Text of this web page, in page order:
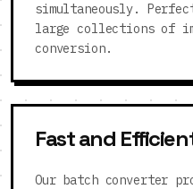
simultaneously.
large collections of
conversion.
Fast and
Our batch converter